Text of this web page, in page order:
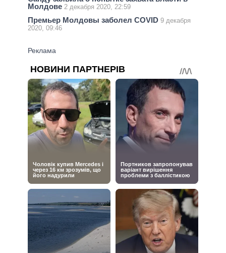
Молдове 2 декабря 2020, 22:59
Премьер Молдовы заболел COVID 9 декабря
2020, 09:46